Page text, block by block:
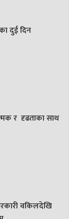
दुई दिन
र दृढताका साथ
वकिलदेखि